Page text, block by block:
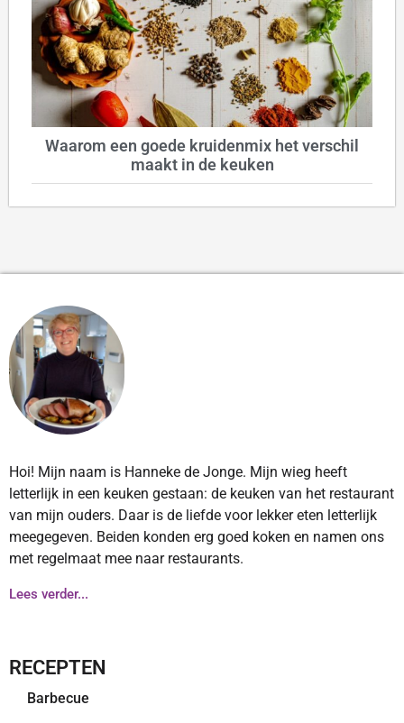
Waarom een goede kruidenmix het verschil
maakt in de keuken
Hoi! Mijn naam is Hanneke de Jonge. Mijn wieg heeft
letterlijk in een keuken gestaan: de keuken van het restaurant
van mijn ouders. Daar is de liefde voor lekker eten letterlijk
meegegeven. Beiden konden erg goed koken en namen ons
met regelmaat mee naar restaurants.
Lees verder...
RECEPTEN
Barbecue